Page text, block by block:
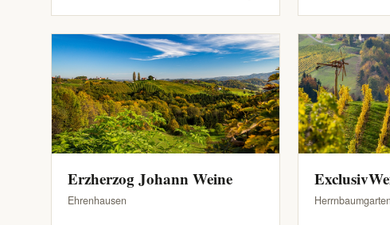
Erzherzog Johann Weine
Ehrenhausen Herrnbaumgarten